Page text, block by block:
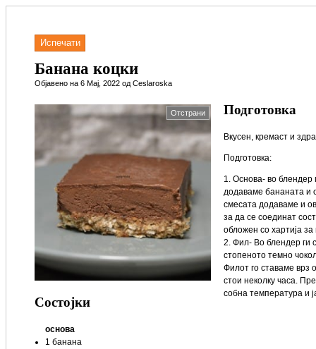
Испечати
Банана коцки
Објавено на 6 Мај, 2022 од Ceslaroska
Отстрани
Состојки
основа
1 банана
Подготовка
Вкусен, кремаст и
Подготовка:
1. Основа- во блендер
додаваме бананата и
смесата додаваме и
за да се соединат
обложен со хартија
2. Фил- Во блендер ги
стопеното темно
Филот го ставаме врз
стои неколку часа.
собна температура и